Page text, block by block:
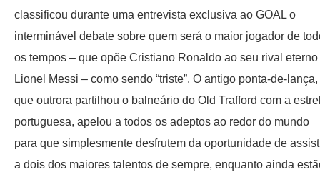
classificou durante uma entrevista exclusiva ao GOAL o
interminável debate sobre quem será o maior jogador de
os tempos – que opõe Cristiano Ronaldo ao seu rival eterno
Lionel Messi – como sendo “triste”. O antigo ponta-de-lança,
que outrora partilhou o balneário do Old Trafford com a
portuguesa, apelou a todos os adeptos ao redor do mundo
para que simplesmente desfrutem da oportunidade de
a dois dos maiores talentos de sempre, enquanto ainda